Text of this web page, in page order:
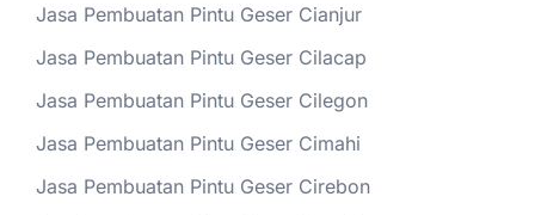
Jasa Pembuatan Pintu Geser Cianjur
Jasa Pembuatan Pintu Geser Cilacap
Jasa Pembuatan Pintu Geser Cilegon
Jasa Pembuatan Pintu Geser Cimahi
Jasa Pembuatan Pintu Geser Cirebon